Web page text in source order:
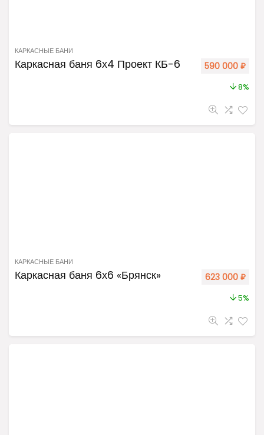
КАРКАСНЫЕ БАНИ
Каркасная баня 6х4 Проект КБ-6 590 000 ₽
8%
КАРКАСНЫЕ БАНИ
Каркасная баня 6х6 «Брянск» 623 000 ₽
5%